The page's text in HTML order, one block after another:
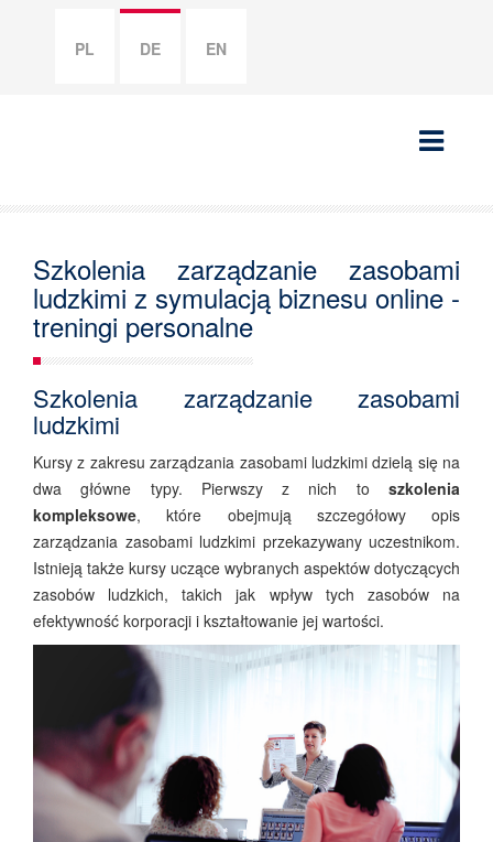
PL DE EN
Szkolenia zarządzanie zasobami
ludzkimi z symulacją biznesu online -
treningi personalne
Szkolenia zarządzanie zasobami
ludzkimi
Kursy z zakresu zarządzania zasobami ludzkimi dzielą się na
dwa główne typy. Pierwszy z nich to szkolenia
kompleksowe, które obejmują szczegółowy opis
zarządzania zasobami ludzkimi przekazywany uczestnikom.
Istnieją także kursy uczące wybranych aspektów dotyczących
zasobów ludzkich, takich jak wpływ tych zasobów na
efektywność korporacji i kształtowanie jej wartości.